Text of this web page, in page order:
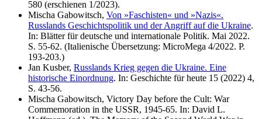
580 (erschienen 1/2023).
Mischa Gabowitsch, Von »Faschisten« und »Nazis«.
Russlands Geschichtspolitik und der Angriff auf die Ukraine.
In: Blätter für deutsche und internationale Politik. Mai 2022.
S. 55-62. (Italienische Übersetzung: MicroMega 4/2022. P.
193-203.)
Jan Kusber, Russlands Krieg gegen die Ukraine. Eine
historische Einordnung. In: Geschichte für heute 15 (2022) 4,
S. 43-56.
Mischa Gabowitsch, Victory Day before the Cult: War
Commemoration in the USSR, 1945-65. In: David L.